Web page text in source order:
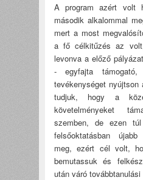
A program azért volt
második alkalommal
mert a most
a fő célkitűzés az
levonva a előző
- egyfajta támogató,
tevékenységet
tudjuk, hogy a
követelményeket
szemben, de ezen
felsőoktatásban
meg, ezért cél volt,
bemutassuk és
után váró